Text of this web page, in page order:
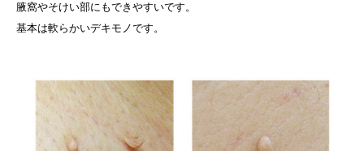
腋窩やそけい部にもできやすいです。
基本は軟らかいデキモノです。